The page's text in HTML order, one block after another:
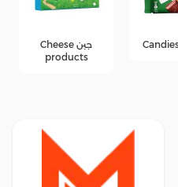
جبن Cheese
products